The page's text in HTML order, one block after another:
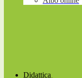
Didattica